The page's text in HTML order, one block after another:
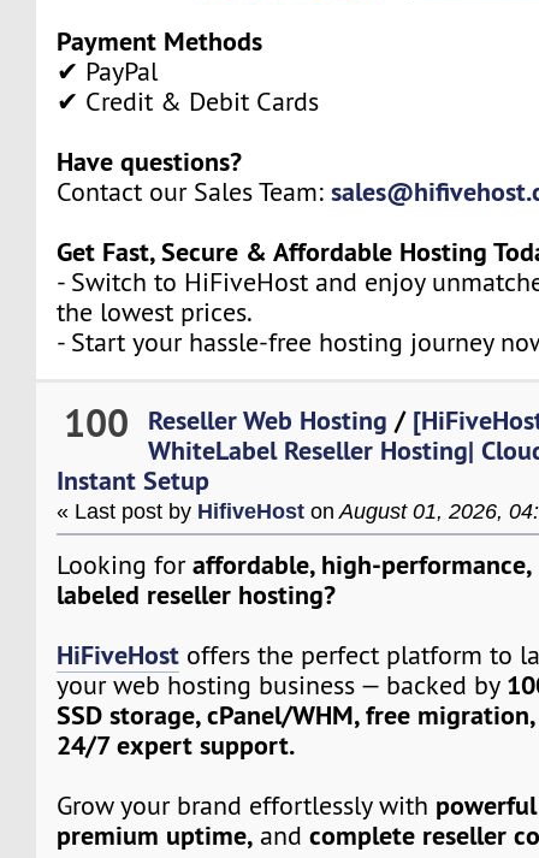
Payment Methods
✔ PayPal
✔ Credit & Debit Cards
Have questions?
Contact our Sales Team:
Get Fast, Secure & Affordable Hosting
- Switch to HiFiveHost and enjoy
the lowest prices.
- Start your hassle-free hosting journey
100 Reseller Web Hosting /
WhiteLabel Reseller Hosting|
Instant Setup
« Last post by HifiveHost on August 01, 2026,
Looking foraffordable, high-performance,
labeled reseller hosting?
HiFiveHost offers the perfect platform to
your web hosting business — backed by
SSD storage, cPanel/WHM, free migration,
24/7 expert support.
Grow your brand effortlessly with
premium uptime, andcomplete reseller